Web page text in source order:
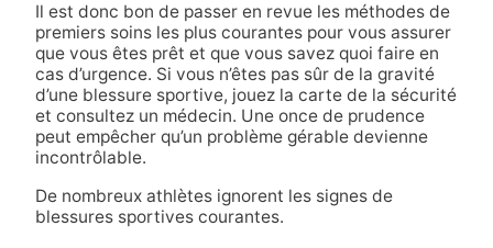
Il est donc bon de passer en revue les méthodes de
premiers soins les plus courantes pour vous assurer
que vous êtes prêt et que vous savez quoi faire en
cas d’urgence. Si vous n’êtes pas sûr de la gravité
d’une blessure sportive, jouez la carte de la sécurité
et consultez un médecin. Une once de prudence
peut empêcher qu’un problème gérable devienne
incontrôlable.
De nombreux athlètes ignorent les signes de
blessures sportives courantes.